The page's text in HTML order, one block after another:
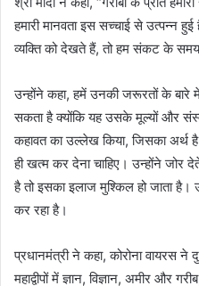
हमारी मानवता इस सच्‍चाई से उत्‍पन्‍न
व्यक्ति को देखते हैं, तो हम संकट के
उन्होंने कहा, हमें उनकी जरूरतों के बारे
सकता है क्योंकि यह उसके मूल्यों और
कहावत का उल्‍लेख किया, जिसका अर्थ
ही खत्म कर देना चाहिए। उन्होंने जोर
है तो इसका इलाज मुश्किल हो जाता है।
कर रहा है।
प्रधानमंत्री ने कहा, कोरोना वायरस
महाद्वीपों में ज्ञान, विज्ञान, अमीर और